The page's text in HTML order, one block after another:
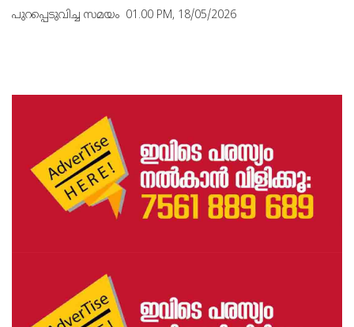
പുറപ്പെടുവിച്ച സമയം 01.00 PM, 18/05/2026